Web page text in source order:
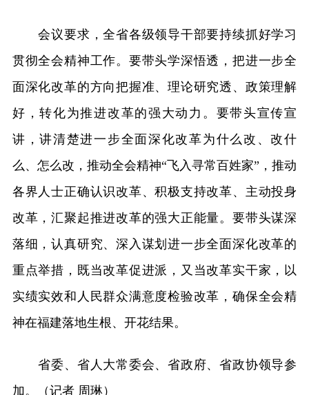
会议要求，全省各级领导干部要持续抓好学习
贯彻全会精神工作。要带头学深悟透，把进一步全
面深化改革的方向把握准、理论研究透、政策理解
好，转化为推进改革的强大动力。要带头宣传宣
讲，讲清楚进一步全面深化改革为什么改、改什
么、怎么改，推动全会精神“飞入寻常百姓家”，推动
各界人士正确认识改革、积极支持改革、主动投身
改革，汇聚起推进改革的强大正能量。要带头谋深
落细，认真研究、深入谋划进一步全面深化改革的
重点举措，既当改革促进派，又当改革实干家，以
实绩实效和人民群众满意度检验改革，确保全会精
神在福建落地生根、开花结果。
省委、省人大常委会、省政府、省政协领导参
加。（记者 周琳）